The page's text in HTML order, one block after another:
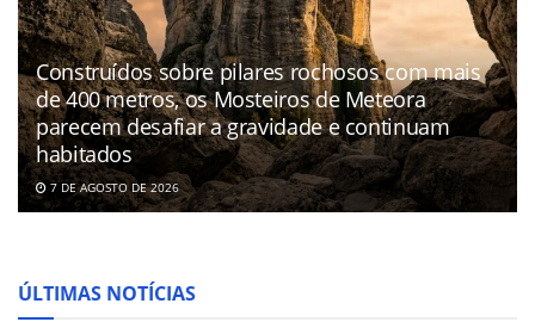
Construídos sobre pilares rochosos com mais
de 400 metros, os Mosteiros de Meteora
parecem desafiar a gravidade e continuam
habitados
7 DE AGOSTO DE 2026
ÚLTIMAS NOTÍCIAS